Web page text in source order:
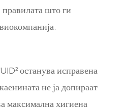
што ги
останува исправена
не ја допираат
максимална хигиена